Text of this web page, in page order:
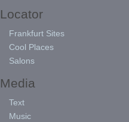
Locator
Frankfurt Sites
Cool Places
Salons
Media
Text
Music